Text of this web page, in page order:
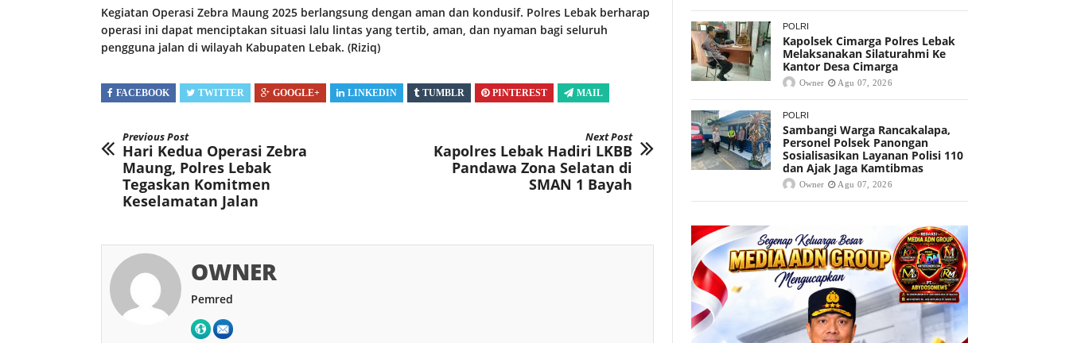
Kegiatan Operasi Zebra Maung 2025 berlangsung dengan aman dan kondusif. Polres Lebak berharap
operasi ini dapat menciptakan situasi lalu lintas yang tertib, aman, dan nyaman bagi seluruh
pengguna jalan di wilayah Kabupaten Lebak. (Riziq)
FACEBOOK TWITTER GOOGLE+ LINKEDIN TUMBLR PINTEREST MAIL
Previous Post
Hari Kedua Operasi Zebra
Maung, Polres Lebak
Tegaskan Komitmen
Keselamatan Jalan
Next Post
Kapolres Lebak Hadiri LKBB
Pandawa Zona Selatan di
SMAN 1 Bayah
OWNER
Pemred
POLRI
Kapolsek Cimarga Polres Lebak
Melaksanakan Silaturahmi Ke
Kantor Desa Cimarga
Owner Agu 07, 2026
POLRI
Sambangi Warga Rancakalapa,
Personel Polsek Panongan
Sosialisasikan Layanan Polisi 110
dan Ajak Jaga Kamtibmas
Owner Agu 07, 2026